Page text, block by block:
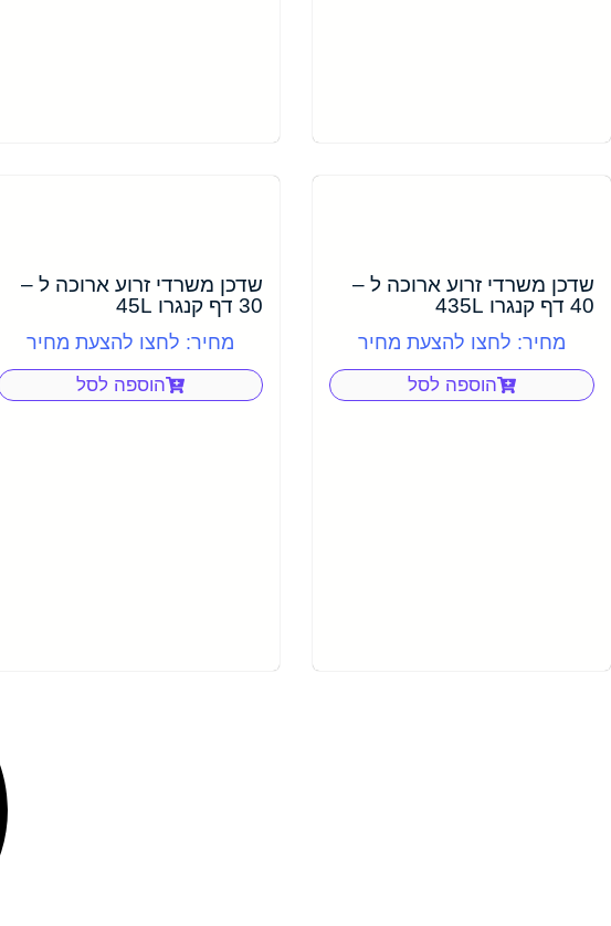
שדכן משרדי זרוע ארוכה ל –
40 דף קנגרו 435L
מחיר: לחצו להצעת מחיר
הוספה לסל
שדכן משרדי זרוע ארוכה ל –
30 דף קנגרו 45L
מחיר: לחצו להצעת מחיר
הוספה לסל